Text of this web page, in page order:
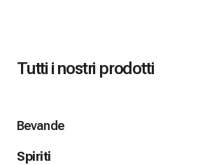
Tutti i nostri prodotti
Bevande
Spiriti